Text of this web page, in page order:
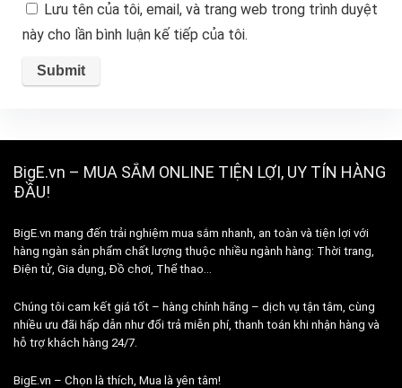
Lưu tên của tôi, email, và trang web trong trình duyệt
này cho lần bình luận kế tiếp của tôi.
BigE.vn – MUA SẮM ONLINE TIỆN LỢI, UY TÍN HÀNG
ĐẦU!
BigE.vn mang đến trải nghiệm mua sắm nhanh, an toàn và tiện lợi với
hàng ngàn sản phẩm chất lượng thuộc nhiều ngành hàng: Thời trang,
Điện tử, Gia dụng, Đồ chơi, Thể thao…
Chúng tôi cam kết giá tốt – hàng chính hãng – dịch vụ tận tâm, cùng
nhiều ưu đãi hấp dẫn như đổi trả miễn phí, thanh toán khi nhận hàng và
hỗ trợ khách hàng 24/7.
BigE.vn – Chọn là thích, Mua là yên tâm!